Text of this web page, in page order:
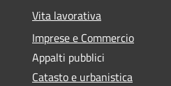
Vita lavorativa
Imprese e Commercio
Appalti pubblici
Catasto e urbanistica